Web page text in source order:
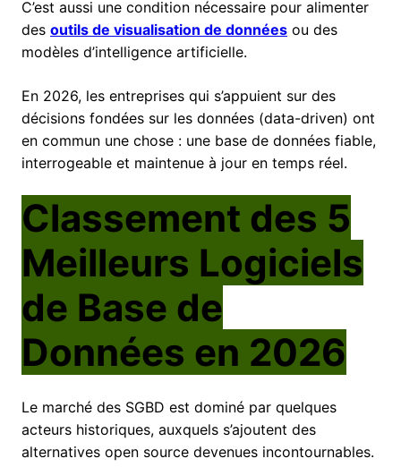
C’est aussi une condition nécessaire pour alimenter
des outils de visualisation de données ou des
modèles d’intelligence artificielle.
En 2026, les entreprises qui s’appuient sur des
décisions fondées sur les données (data-driven) ont
en commun une chose : une base de données fiable,
interrogeable et maintenue à jour en temps réel.
Classement des 5
Meilleurs Logiciels
de Base de
Données en 2026
Le marché des SGBD est dominé par quelques
acteurs historiques, auxquels s’ajoutent des
alternatives open source devenues incontournables.